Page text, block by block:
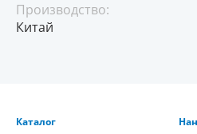
Производство:
Китай
Каталог